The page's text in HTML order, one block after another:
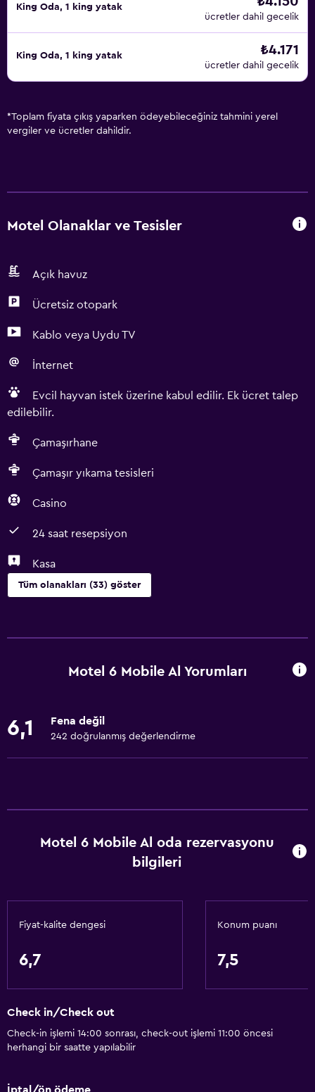
King Oda, 1 king yatak
ücretler dahil gecelik
King Oda, 1 king yatak ₺4.171
ücretler dahil gecelik
*Toplam fiyata çıkış yaparken ödeyebileceğiniz tahmini yerel
vergiler ve ücretler dahildir.
Motel Olanaklar ve Tesisler
Açık havuz
Ücretsiz otopark
Kablo veya Uydu TV
İnternet
Evcil hayvan istek üzerine kabul edilir. Ek ücret talep
edilebilir.
Çamaşırhane
Çamaşır yıkama tesisleri
Casino
24 saat resepsiyon
Kasa
Tüm olanakları (33) göster
Birimin tamamına tekerlekli sandalye ile erişilebilir
Engellilere uygun duş
Tuvalet kağıdı
Duş
Duş kabini
Temel özellikler
WiFi (ek ücret)
İnternet
Motel 6 Mobile Al Yorumları
6,1 Fena değil
242 doğrulanmış değerlendirme
Motel 6 Mobile Al oda rezervasyonu
bilgileri
Fiyat-kalite dengesi
6,7
Konum puanı
7,5
Check in/Check out
Check-in işlemi 14:00 sonrası, check-out işlemi 11:00 öncesi
herhangi bir saatte yapılabilir
İptal/ön ödeme